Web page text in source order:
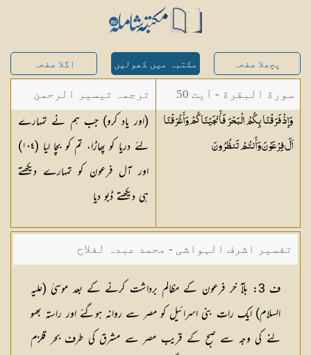
پچھلا صفحہ مکتبہ میں کھولیں اگلا صفحہ
سورة البقرة - آیت 50
وَإِذْ فَرَقْنَا بِكُمُ الْبَحْرَ فَأَنجَيْنَاكُمْ وَأَغْرَقْنَا
آلَ فِرْعَوْنَ وَأَنتُمْتَنظُرُونَ
ترجمہ تیسیر الرحمن
لبیان القرآن - محمد
لقمان سلفی
(اور یاد کرو) جب ہم نے تمہارے
لئے دریا کو پھاڑا، تم کو بچا لیا (١٠٤)
اور آل فرعون کو تمہارے دیکھتے
ہی دیکھتے ڈبو دیا
تفسیر اشرف الہواشی - محمد عبدہ لفلاح
ف 3: بلآ خر فرعون کے مظالم برداشت کرنے کے بعد موسیٰ (علیہ
السلام) ایک رات بنی اسرائیل کو مصر سے روانہ ہوگئے اور راستہ بھو
لنے کی وجہ سے صبح کے قریب مصر سے مشرق کی طرف بحر قلزم